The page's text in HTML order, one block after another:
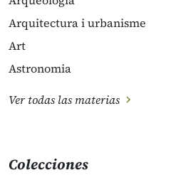
Arquitectura i urbanisme
Art
Astronomia
Ver todas las materias
Colecciones